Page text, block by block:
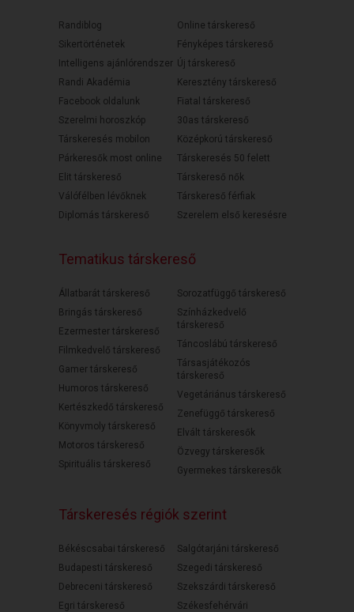
Randiblog
Sikertörténetek
Intelligens ajánlórendszer
Randi Akadémia
Facebook oldalunk
Szerelmi horoszkóp
Társkeresés mobilon
Párkeresők most online
Elit társkereső
Válófélben lévőknek
Diplomás társkereső
Online társkereső
Fényképes társkereső
Új társkereső
Keresztény társkereső
Fiatal társkereső
30as társkereső
Középkorú társkereső
Társkeresés 50 felett
Társkereső nők
Társkereső férfiak
Szerelem első keresésre
Tematikus társkereső
Állatbarát társkereső
Bringás társkereső
Ezermester társkereső
Filmkedvelő társkereső
Gamer társkereső
Humoros társkereső
Kertészkedő társkereső
Könyvmoly társkereső
Motoros társkereső
Spirituális társkereső
Sorozatfüggő társkereső
Színházkedvelő
társkereső
Táncoslábú társkereső
Társasjátékozós
társkereső
Vegetáriánus társkereső
Zenefüggő társkereső
Elvált társkeresők
Özvegy társkeresők
Gyermekes társkeresők
Társkeresés régiók szerint
Békéscsabai társkereső
Budapesti társkereső
Debreceni társkereső
Egri társkereső
Salgótarjáni társkereső
Szegedi társkereső
Szekszárdi társkereső
Székesfehérvári